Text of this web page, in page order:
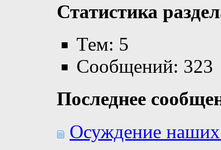
Статистика
Тем: 5
Сообщений: 323
Последнее
Осуждение